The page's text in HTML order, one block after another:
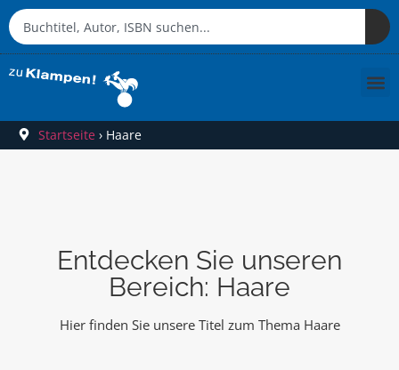
Startseite › Haare
Entdecken Sie unseren
Bereich: Haare
Hier finden Sie unsere Titel zum Thema Haare